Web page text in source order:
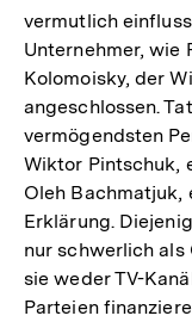
vermutlich
Unternehmer, wie
Kolomoisky, der
angeschlossen.
vermögendsten
Wiktor Pintschuk,
Oleh Bachmatjuk,
Erklärung.
nur schwerlich als
sie weder TV-
Parteien